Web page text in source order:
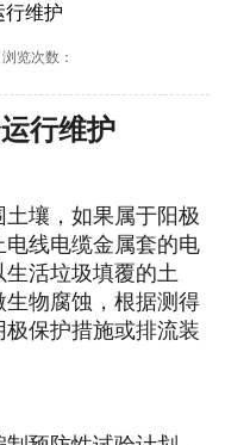
行维护
览次数：
行维护
壤，如果属于阳极
线电缆金属套的电
活垃圾填覆的土
物腐蚀，根据测得
保护措施或排流装